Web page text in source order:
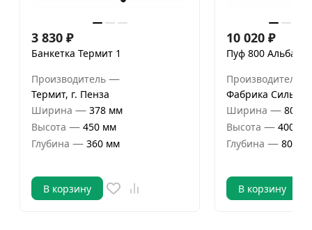
3 830 ₽
Банкетка Термит 1
Производитель —
Термит, г. Пенза
Ширина — 378 мм
Высота — 450 мм
Глубина — 360 мм
В корзину
10 020 ₽
Пуф 800 Альба
Производитель
Фабрика Сильва
Ширина — 800
Высота — 400 мм
Глубина — 800
В корзину